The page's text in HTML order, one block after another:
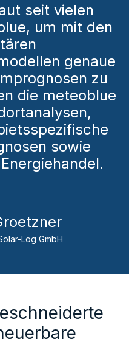
seit vielen
um mit den
genaue
zu
die meteoblue
sowie
Log GmbH